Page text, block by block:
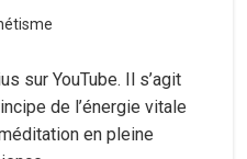
sur YouTube. Il s’agit
de l’énergie vitale
en pleine